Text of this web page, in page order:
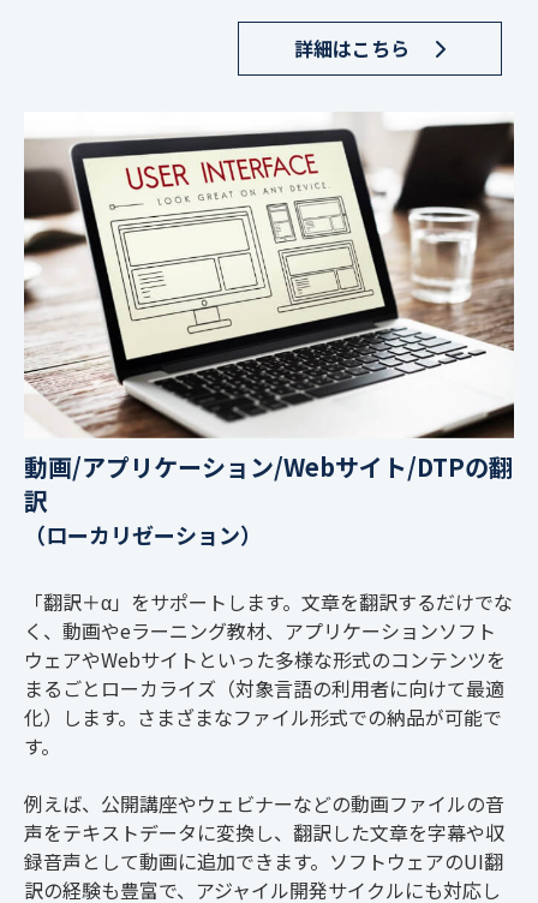
詳細はこちら
動画/アプリケーション/Webサイト/DTPの翻
訳
（ローカリゼーション）
「翻訳＋α」をサポートします。文章を翻訳するだけでな
く、動画やeラーニング教材、アプリケーションソフト
ウェアやWebサイトといった多様な形式のコンテンツを
まるごとローカライズ（対象言語の利用者に向けて最適
化）します。さまざまなファイル形式での納品が可能で
す。
例えば、公開講座やウェビナーなどの動画ファイルの音
声をテキストデータに変換し、翻訳した文章を字幕や収
録音声として動画に追加できます。ソフトウェアのUI翻
訳の経験も豊富で、アジャイル開発サイクルにも対応し